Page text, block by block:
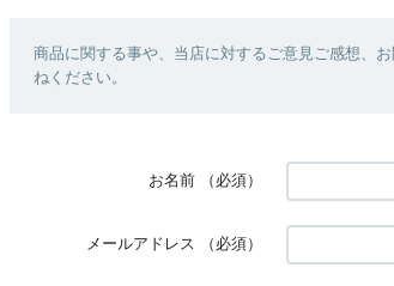
商品に関する事や、当店に対するご意見ご感想、
ねください。
お名前 （必須）
メールアドレス （必須）